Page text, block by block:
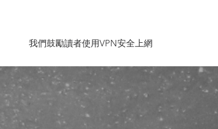
​我們鼓勵讀者使用VPN安全上網